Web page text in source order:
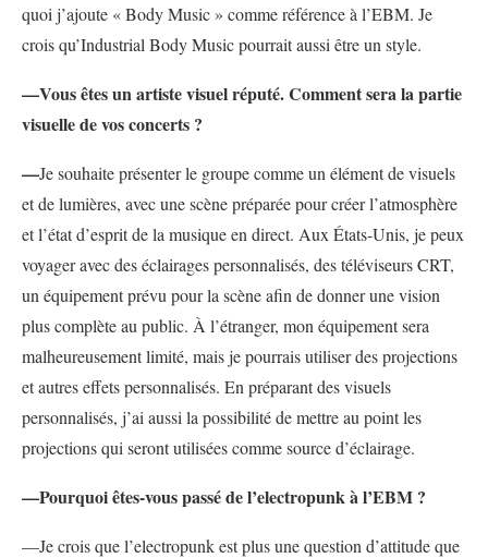
quoi j’ajoute « Body Music » comme référence à l’EBM. Je
crois qu’Industrial Body Music pourrait aussi être un style.
—Vous êtes un artiste visuel réputé. Comment sera la partie
visuelle de vos concerts ?
—Je souhaite présenter le groupe comme un élément de visuels
et de lumières, avec une scène préparée pour créer l’atmosphère
et l’état d’esprit de la musique en direct. Aux États-Unis, je peux
voyager avec des éclairages personnalisés, des téléviseurs CRT,
un équipement prévu pour la scène afin de donner une vision
plus complète au public. À l’étranger, mon équipement sera
malheureusement limité, mais je pourrais utiliser des projections
et autres effets personnalisés. En préparant des visuels
personnalisés, j’ai aussi la possibilité de mettre au point les
projections qui seront utilisées comme source d’éclairage.
—Pourquoi êtes-vous passé de l’electropunk à l’EBM ?
—Je crois que l’electropunk est plus une question d’attitude que